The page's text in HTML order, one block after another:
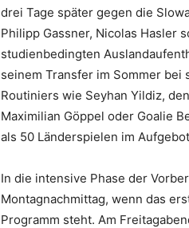
drei Tage später gegen die
Philipp Gassner, Nicolas Hasler
studienbedingten
seinem Transfer im Sommer
Routiniers wie Seyhan Yildiz,
Maximilian Göppel oder Goalie
als 50 Länderspielen im
In die intensive Phase der
Montagnachmittag, wenn das
Programm steht. Am